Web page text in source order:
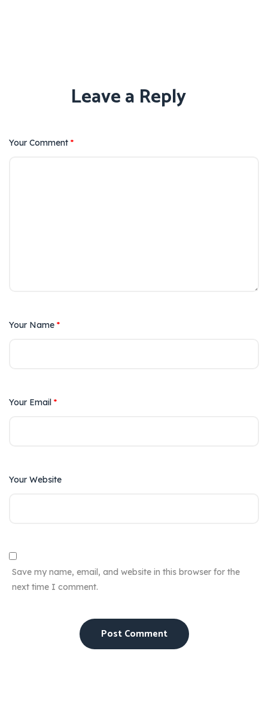
Leave a Reply
Your Comment *
Your Name *
Your Email *
Your Website
Save my name, email, and website in this browser for the
next time I comment.